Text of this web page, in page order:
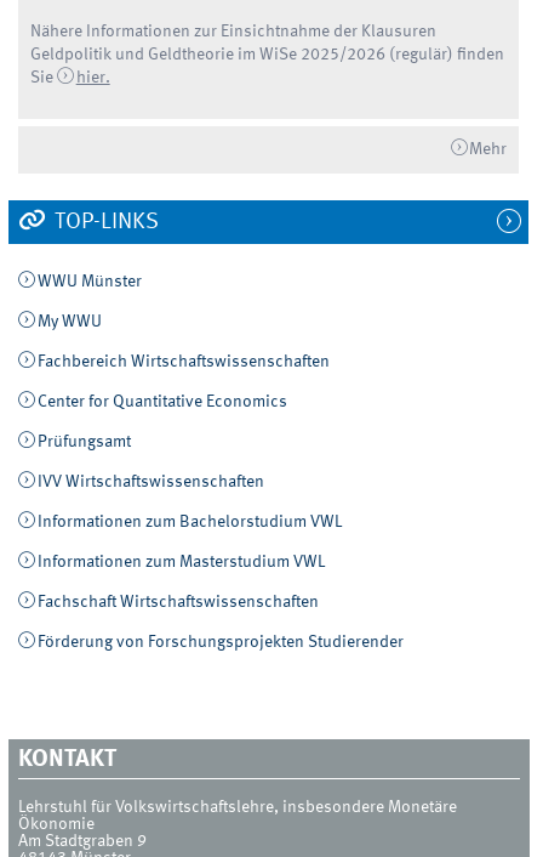
Nähere Informationen zur Einsichtnahme der Klausuren
Geldpolitik und Geldtheorie im WiSe 2025/2026 (regulär) finden
Sie
hier.
Mehr
TOP-LINKS
WWU Münster
My WWU
Fachbereich Wirtschaftswissenschaften
Center for Quantitative Economics
Prüfungsamt
IVV Wirtschaftswissenschaften
Informationen zum Bachelorstudium VWL
Informationen zum Masterstudium VWL
Fachschaft Wirtschaftswissenschaften
Förderung von Forschungsprojekten Studierender
KONTAKT
Lehrstuhl für Volkswirtschaftslehre, insbesondere Monetäre
Ökonomie
Am Stadtgraben 9